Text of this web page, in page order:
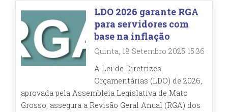
LDO 2026 garante RGA
para servidores com
base na inflação
Quinta, 18 Setembro 2025 15:36
A Lei de Diretrizes
Orçamentárias (LDO) de 2026,
aprovada pela Assembleia Legislativa de Mato
Grosso, assegura a Revisão Geral Anual (RGA) dos